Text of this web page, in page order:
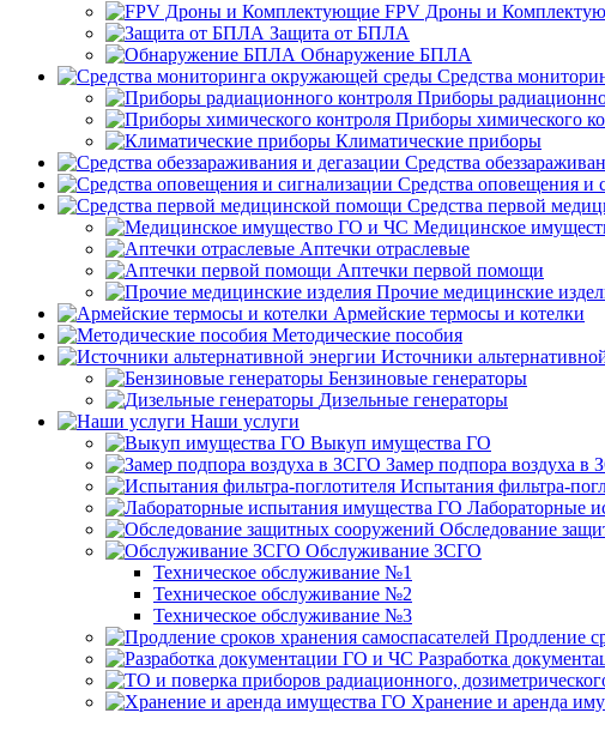
FPV Дроны и
Защита от БПЛА
Обнаружение БПЛА
Средства
Приборы
Приборы химического
Климатические приборы
Средства
Средства оповещения и
Средства первой
Медицинское
Аптечки отраслевые
Аптечки первой помощи
Прочие медицинские
Армейские термосы и котелки
Методические пособия
Источники
Бензиновые генераторы
Дизельные генераторы
Наши услуги
Выкуп имущества ГО
Замер подпора воздуха в
Испытания фильтра-
Лабораторные
Обследование
Обслуживание ЗСГО
Техническое обслуживание №1
Техническое обслуживание №2
Техническое обслуживание №3
Продление
Разработка
Хранение и аренда